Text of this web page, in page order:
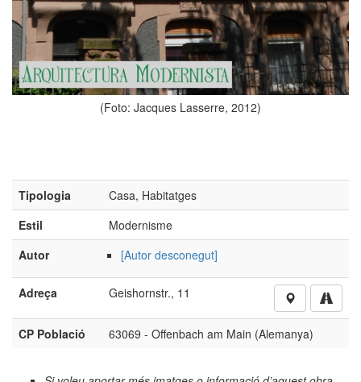
(Foto: Jacques Lasserre, 2012)
Tipologia
Casa, Habitatges
Estil
Modernisme
Autor
[Autor desconegut]
Adreça Geishornstr., 11
CP Població 63069 - Offenbach am Main (Alemanya)